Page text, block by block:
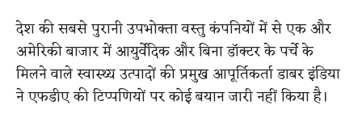
देश की सबसे पुरानी उपभोक्ता वस्तु कंपनियों में से एक और
अमेरिकी बाजार में आयुर्वेदिक और बिना डॉक्टर के पर्चे के
मिलने वाले स्वास्थ्य उत्पादों की प्रमुख आपूर्तिकर्ता डाबर इंडिया
ने एफडीए की टिप्पणियों पर कोई बयान जारी नहीं किया है।